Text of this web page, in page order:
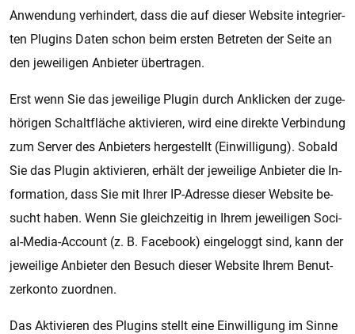
An­wen­dung ver­hin­dert, dass die auf die­ser Web­si­te in­te­grier­
ten Plug­ins Daten schon beim ers­ten Be­tre­ten der Seite an
den je­wei­li­gen An­bie­ter über­tra­gen.
Erst wenn Sie das je­wei­li­ge Plu­g­in durch Ankli­cken der zu­ge­
hö­ri­gen Schalt­flä­che ak­ti­vie­ren, wird eine di­rek­te Ver­bin­dung
zum Ser­ver des An­bie­ters her­ge­stellt (Ein­wil­li­gung). So­bald
Sie das Plu­g­in ak­ti­vie­ren, er­hält der je­wei­li­ge An­bie­ter die In­
for­ma­ti­on, dass Sie mit Ihrer IP-Adres­se die­ser Web­si­te be­
sucht haben. Wenn Sie gleich­zei­tig in Ihrem je­wei­li­gen So­ci­
al-Media-Ac­count (z. B. Fa­ce­book) ein­ge­loggt sind, kann der
je­wei­li­ge An­bie­ter den Be­such die­ser Web­si­te Ihrem Be­nut­
zer­kon­to zu­ord­nen.
Das Ak­ti­vie­ren des Plug­ins stellt eine Ein­wil­li­gung im Sinne